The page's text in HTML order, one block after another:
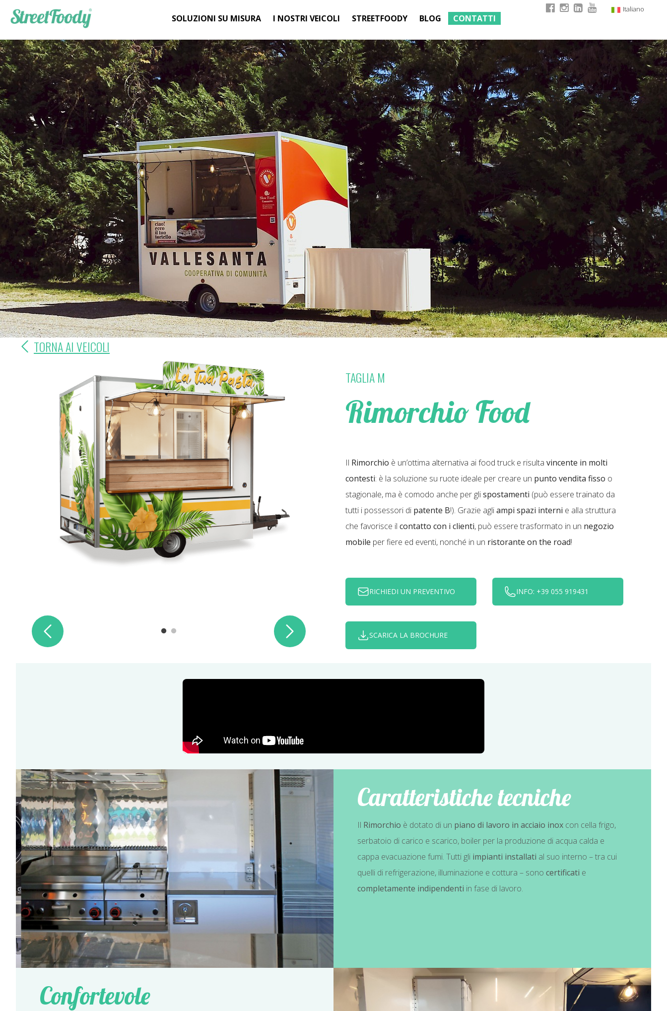
Italiano
German
French
SOLUZIONI SU MISURA I NOSTRI VEICOLI STREETFOODY BLOG CONTATTI
TORNA AI VEICOLI
TAGLIA M
Rimorchio Food
Il Rimorchio è un’ottima alternativa ai food truck e risulta vincente in molti
contesti: è la soluzione su ruote ideale per creare un punto vendita fisso o
stagionale, ma è comodo anche per glispostamenti (può essere trainato da
tutti i possessori di patente B!). Grazie agliampi spazi interni e alla struttura
che favorisce il contatto con i clienti, può essere trasformato in un negozio
mobile per fiere ed eventi, nonché in un ristorante on the road!
RICHIEDI UN PREVENTIVO INFO: +39 055 919431
SCARICA LA BROCHURE
Caratteristiche tecniche
Il Rimorchio è dotato di un piano di lavoro in acciaio inox con cella frigo,
serbatoio di carico e scarico, boiler per la produzione di acqua calda e
cappa evacuazione fumi. Tutti gli impianti installati al suo interno – tra cui
quelli di refrigerazione, illuminazione e cottura – sono certificati e
completamente indipendenti in fase di lavoro.
Confortevole